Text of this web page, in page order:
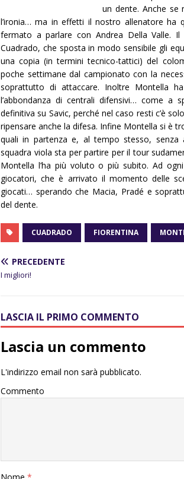
un dente. Anche
l’ironia… ma in effetti il nostro allenatore ha
fermato a parlare con Andrea Della Valle.
Cuadrado, che sposta in modo sensibile gli
una copia (in termini tecnico-tattici) del
poche settimane dal campionato con la
soprattutto di attaccare. Inoltre Montella
l’abbondanza di centrali difensivi… come a
definitiva su Savic, perché nel caso resti c’è
ripensare anche la difesa. Infine Montella si è
quali in partenza e, al tempo stesso,
squadra viola sta per partire per il tour
Montella l’ha più voluto o più subito. Ad
giocatori, che è arrivato il momento delle
giocati… sperando che Macia, Pradé e
del dente.
CUADRADO FIORENTINA
PRECEDENTE
I migliori!
LASCIA IL PRIMO COMMENTO
Lascia un commento
L'indirizzo email non sarà pubblicato.
Commento